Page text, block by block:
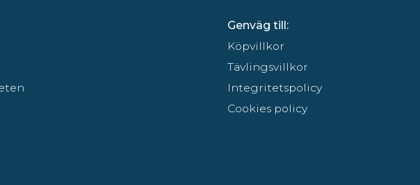
Genväg till:
Köpvillkor
Tävlingsvillkor
Integritetspolicy
Cookies policy